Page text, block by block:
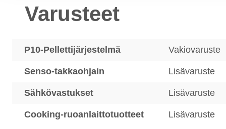
Varusteet
P10-Pellettijärjestelmä Vakiovaruste
Senso-takkaohjain Lisävaruste
Sähkövastukset Lisävaruste
Cooking-ruoanlaittotuotteet Lisävaruste